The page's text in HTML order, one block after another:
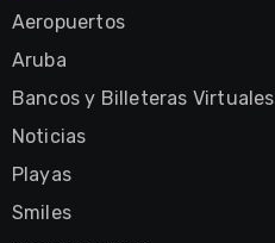
Aeropuertos
Aruba
Bancos y Billeteras Virtuales
Noticias
Playas
Smiles